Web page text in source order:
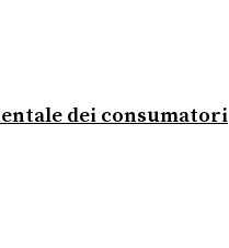
dei consumatori